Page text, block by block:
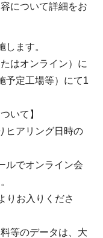
について詳細をお
ます。
はオンライン）に
予定工場等）にて1
いて】
ヒアリング日時の
ルでオンライン会
りお入りくださ
等のデータは、大